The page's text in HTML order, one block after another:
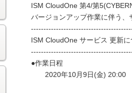
ISM CloudOne 第4/第
バージョンアップ作業に伴う、
ISM CloudOne サービス 更新に
●作業日程
2020年10月9日(金)